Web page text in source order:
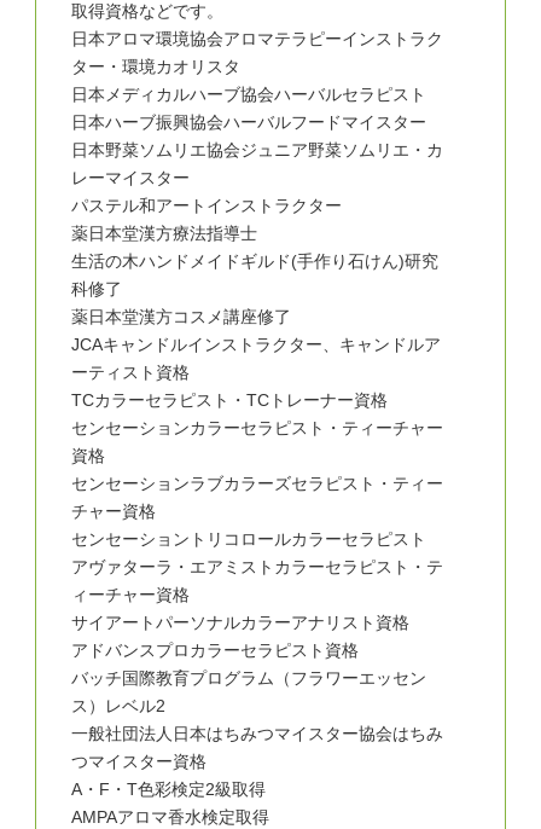
取得資格などです。
日本アロマ環境協会アロマテラピーインストラク
ター・環境カオリスタ
日本メディカルハーブ協会ハーバルセラピスト
日本ハーブ振興協会ハーバルフードマイスター
日本野菜ソムリエ協会ジュニア野菜ソムリエ・カ
レーマイスター
パステル和アートインストラクター
薬日本堂漢方療法指導士
生活の木ハンドメイドギルド(手作り石けん)研究
科修了
薬日本堂漢方コスメ講座修了
JCAキャンドルインストラクター、キャンドルア
ーティスト資格
TCカラーセラピスト・TCトレーナー資格
センセーションカラーセラピスト・ティーチャー
資格
センセーションラブカラーズセラピスト・ティー
チャー資格
センセーショントリコロールカラーセラピスト
アヴァターラ・エアミストカラーセラピスト・テ
ィーチャー資格
サイアートパーソナルカラーアナリスト資格
アドバンスプロカラーセラピスト資格
バッチ国際教育プログラム（フラワーエッセン
ス）レベル2
一般社団法人日本はちみつマイスター協会はちみ
つマイスター資格
A・F・T色彩検定2級取得
AMPAアロマ香水検定取得